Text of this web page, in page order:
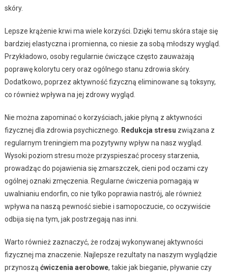
skóry.
Lepsze krążenie krwi ma wiele korzyści. Dzięki temu skóra staje się
bardziej elastyczna i promienna, co niesie za sobą młodszy wygląd.
Przykładowo, osoby regularnie ćwiczące często zauważają
poprawę kolorytu cery oraz ogólnego stanu zdrowia skóry.
Dodatkowo, poprzez aktywność fizyczną eliminowane są toksyny,
co również wpływa na jej zdrowy wygląd.
Nie można zapominać o korzyściach, jakie płyną z aktywności
fizycznej dla zdrowia psychicznego.
Redukcja stresu związana z
regularnym treningiem ma pozytywny wpływ na nasz wygląd.
Wysoki poziom stresu może przyspieszać procesy starzenia,
prowadząc do pojawienia się zmarszczek, cieni pod oczami czy
ogólnej oznaki zmęczenia. Regularne ćwiczenia pomagają w
uwalnianiu endorfin, co nie tylko poprawia nastrój, ale również
wpływa na naszą pewność siebie i samopoczucie, co oczywiście
odbija się na tym, jak postrzegają nas inni.
Warto również zaznaczyć, że rodzaj wykonywanej aktywności
fizycznej ma znaczenie. Najlepsze rezultaty na naszym wyglądzie
przynoszą ćwiczenia aerobowe, takie jak bieganie, pływanie czy